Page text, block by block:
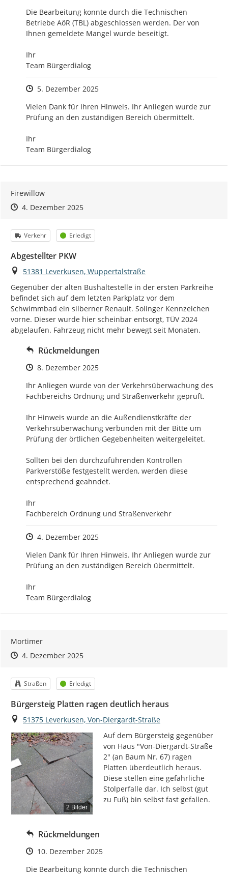
Die Bearbeitung konnte durch die Technischen
Betriebe AöR (TBL) abgeschlossen werden. Der von
Ihnen gemeldete Mangel wurde beseitigt.
Ihr
Team Bürgerdialog
Zeitpunkt des Erstellens
5. Dezember 2025
Vielen Dank für Ihren Hinweis. Ihr Anliegen wurde zur
Prüfung an den zuständigen Bereich übermittelt.
Ihr
Team Bürgerdialog
Firewillow
Zeitpunkt des Erstellens
Zeitpunkt des Erstellens
4. Dezember 2025Zur Äußerung
Kategorie
Verkehr Status
Erledigt
Abgestellter PKW
Ort
51381 Leverkusen, Wuppertalstraße
Gegenüber der alten Bushaltestelle in der ersten Parkreihe
befindet sich auf dem letzten Parkplatz vor dem
Schwimmbad ein silberner Renault. Solinger Kennzeichen
vorne. Dieser wurde hier scheinbar entsorgt, TÜV 2024
abgelaufen. Fahrzeug nicht mehr bewegt seit Monaten.
Rückmeldungen
Zeitpunkt des Erstellens
8. Dezember 2025
Ihr Anliegen wurde von der Verkehrsüberwachung des
Fachbereichs Ordnung und Straßenverkehr geprüft.
Ihr Hinweis wurde an die Außendienstkräfte der
Verkehrsüberwachung verbunden mit der Bitte um
Prüfung der örtlichen Gegebenheiten weitergeleitet.
Sollten bei den durchzuführenden Kontrollen
Parkverstöße festgestellt werden, werden diese
entsprechend geahndet.
Ihr
Fachbereich Ordnung und Straßenverkehr
Zeitpunkt des Erstellens
4. Dezember 2025
Vielen Dank für Ihren Hinweis. Ihr Anliegen wurde zur
Prüfung an den zuständigen Bereich übermittelt.
Ihr
Team Bürgerdialog
Mortimer
Zeitpunkt des Erstellens
Zeitpunkt des Erstellens
4. Dezember 2025Zur Äußerung
Kategorie
Straßen Status
Erledigt
Bürgersteig Platten ragen deutlich heraus
Ort
51375 Leverkusen, Von-Diergardt-Straße
2 Bilder
Auf dem Bürgersteig gegenüber
von Haus "Von-Diergardt-Straße
2" (an Baum Nr. 67) ragen
Platten überdeutlich heraus.
Diese stellen eine gefährliche
Stolperfalle dar. Ich selbst (gut
zu Fuß) bin selbst fast gefallen.
Rückmeldungen
Zeitpunkt des Erstellens
10. Dezember 2025
Die Bearbeitung konnte durch die Technischen